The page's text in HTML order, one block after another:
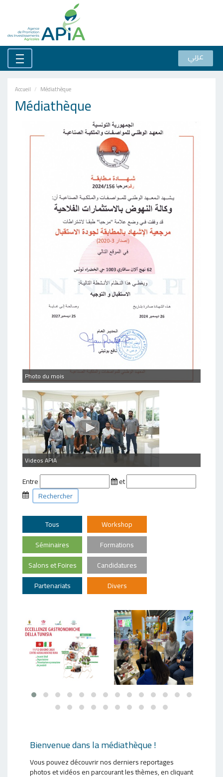
عربي
Accueil Médiathèque
Médiathèque
Photo du mois
Videos APIA
Entre
et
Rechercher
Tous
Workshop
Séminaires
Formations
Salons et Foires
Candidatures
Partenariats
Divers
Bienvenue dans la médiathèque !
Vous pouvez découvrir nos derniers reportages
photos et vidéos en parcourant les thèmes, en cliquant